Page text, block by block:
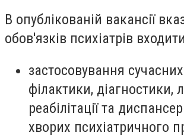
В опублікованій вакансії
обов'язків психіатрів
застосовування
філактики, діагностики,
реабілітації та
хворих психіатричного